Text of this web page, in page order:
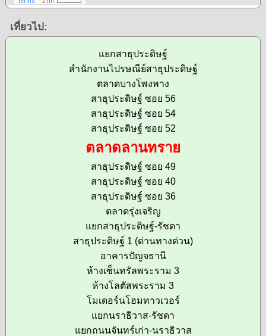
เที่ยวไป:
แยกสาธุประดิษฐ์
สำนักงานไปรษณีย์สาธุประดิษฐ์
ตลาดบางโพงพาง
สาธุประดิษฐ์ ซอย 56
สาธุประดิษฐ์ ซอย 54
สาธุประดิษฐ์ ซอย 52
ตลาดลานทราย
สาธุประดิษฐ์ ซอย 49
สาธุประดิษฐ์ ซอย 40
สาธุประดิษฐ์ ซอย 36
ตลาดรุ่งเจริญ
แยกสาธุประดิษฐ์-รัชดา
สาธุประดิษฐ์ 1 (ด่านทางด่วน)
อาคารปัญจธานี
ห้างเซ็นทรัลพระราม 3
ห้างโลตัสพระราม 3
โมเดอร์นโฮมทาวเวอร์
แยกนราธิวาส-รัชดา
แยกถนนจันทร์เก่า-นราธิวาส